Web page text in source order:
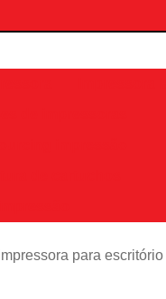
para